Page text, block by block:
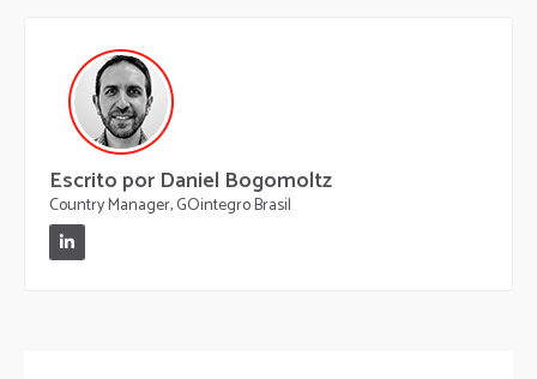
Escrito por Daniel Bogomoltz
Country Manager, GOintegro Brasil